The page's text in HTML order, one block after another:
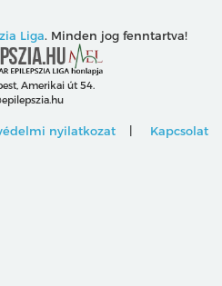
Liga. Minden jog fenntartva!
Amerikai út 54.
nyilatkozat Kapcsolat